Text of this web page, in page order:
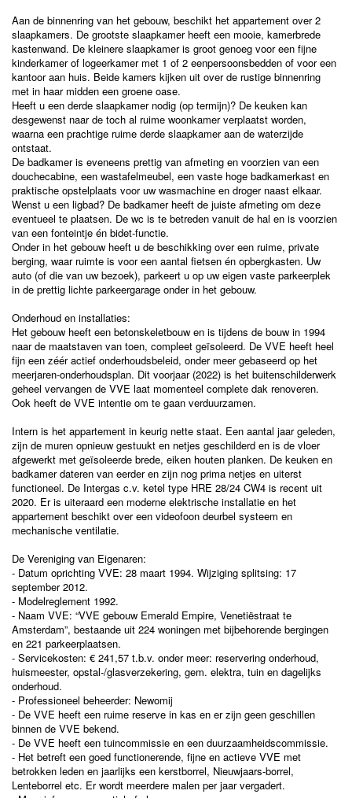
Aan de binnenring van het gebouw, beschikt het appartement over 2
slaapkamers. De grootste slaapkamer heeft een mooie, kamerbrede
kastenwand. De kleinere slaapkamer is groot genoeg voor een fijne
kinderkamer of logeerkamer met 1 of 2 eenpersoonsbedden of voor een
kantoor aan huis. Beide kamers kijken uit over de rustige binnenring
met in haar midden een groene oase.
Heeft u een derde slaapkamer nodig (op termijn)? De keuken kan
desgewenst naar de toch al ruime woonkamer verplaatst worden,
waarna een prachtige ruime derde slaapkamer aan de waterzijde
ontstaat.
De badkamer is eveneens prettig van afmeting en voorzien van een
douchecabine, een wastafelmeubel, een vaste hoge badkamerkast en
praktische opstelplaats voor uw wasmachine en droger naast elkaar.
Wenst u een ligbad? De badkamer heeft de juiste afmeting om deze
eventueel te plaatsen. De wc is te betreden vanuit de hal en is voorzien
van een fonteintje én bidet-functie.
Onder in het gebouw heeft u de beschikking over een ruime, private
berging, waar ruimte is voor een aantal fietsen én opbergkasten. Uw
auto (of die van uw bezoek), parkeert u op uw eigen vaste parkeerplek
in de prettig lichte parkeergarage onder in het gebouw.
Onderhoud en installaties:
Het gebouw heeft een betonskeletbouw en is tijdens de bouw in 1994
naar de maatstaven van toen, compleet geïsoleerd. De VVE heeft heel
fijn een zéér actief onderhoudsbeleid, onder meer gebaseerd op het
meerjaren-onderhoudsplan. Dit voorjaar (2022) is het buitenschilderwerk
geheel vervangen de VVE laat momenteel complete dak renoveren.
Ook heeft de VVE intentie om te gaan verduurzamen.
Intern is het appartement in keurig nette staat. Een aantal jaar geleden,
zijn de muren opnieuw gestuukt en netjes geschilderd en is de vloer
afgewerkt met geïsoleerde brede, eiken houten planken. De keuken en
badkamer dateren van eerder en zijn nog prima netjes en uiterst
functioneel. De Intergas c.v. ketel type HRE 28/24 CW4 is recent uit
2020. Er is uiteraard een moderne elektrische installatie en het
appartement beschikt over een videofoon deurbel systeem en
mechanische ventilatie.
De Vereniging van Eigenaren:
- Datum oprichting VVE: 28 maart 1994. Wijziging splitsing: 17
september 2012.
- Modelreglement 1992.
- Naam VVE: “VVE gebouw Emerald Empire, Venetiëstraat te
Amsterdam”, bestaande uit 224 woningen met bijbehorende bergingen
en 221 parkeerplaatsen.
- Servicekosten: € 241,57 t.b.v. onder meer: reservering onderhoud,
huismeester, opstal-/glasverzekering, gem. elektra, tuin en dagelijks
onderhoud.
- Professioneel beheerder: Newomij
- De VVE heeft een ruime reserve in kas en er zijn geen geschillen
binnen de VVE bekend.
- De VVE heeft een tuincommissie en een duurzaamheidscommissie.
- Het betreft een goed functionerende, fijne en actieve VVE met
betrokken leden en jaarlijks een kerstborrel, Nieuwjaars-borrel,
Lenteborrel etc. Er wordt meerdere malen per jaar vergadert.